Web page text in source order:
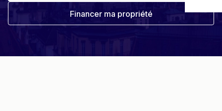
Financer ma propriété